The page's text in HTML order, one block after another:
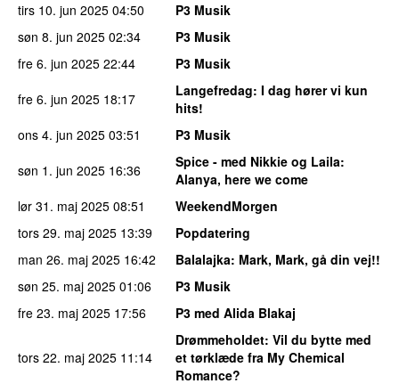
tirs 10. jun 2025 04:50
P3 Musik
søn 8. jun 2025 02:34
P3 Musik
fre 6. jun 2025 22:44
P3 Musik
fre 6. jun 2025 18:17 Langefredag: I dag hører vi kun
hits!
ons 4. jun 2025 03:51
P3 Musik
søn 1. jun 2025 16:36 Spice - med Nikkie og Laila:
Alanya, here we come
lør 31. maj 2025 08:51
WeekendMorgen
tors 29. maj 2025 13:39
Popdatering
man 26. maj 2025 16:42 Balalajka: Mark, Mark, gå din vej!!
søn 25. maj 2025 01:06
P3 Musik
fre 23. maj 2025 17:56 P3 med Alida Blakaj
tors 22. maj 2025 11:14
Drømmeholdet: Vil du bytte med
et tørklæde fra My Chemical
Romance?